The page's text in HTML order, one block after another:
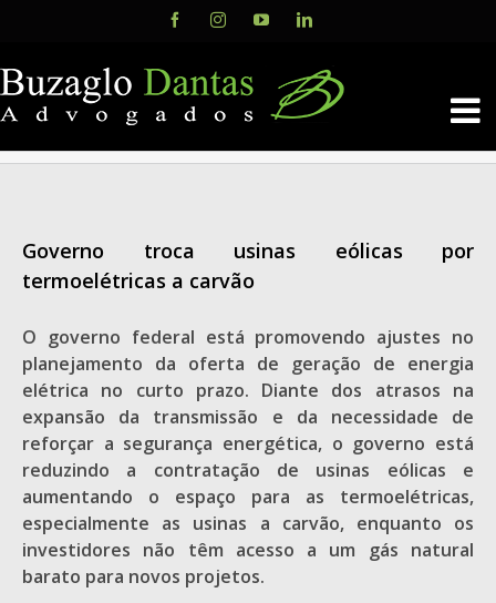
content
FacebookInstagramYouTubeLinkedIn
Governo troca usinas eólicas por
termoelétricas a carvão
O governo federal está promovendo ajustes no
planejamento da oferta de geração de energia
elétrica no curto prazo. Diante dos atrasos na
expansão da transmissão e da necessidade de
reforçar a segurança energética, o governo está
reduzindo a contratação de usinas eólicas e
aumentando o espaço para as termoelétricas,
especialmente as usinas a carvão, enquanto os
investidores não têm acesso a um gás natural
barato para novos projetos.